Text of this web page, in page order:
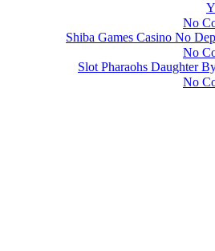
No
Shiba Games Casino No
No
Slot Pharaohs Daughter
No